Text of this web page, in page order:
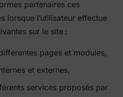
partenaires ces
lorsque l’utilisateur effectue
sur le site :
pages et modules,
et externes,
services proposés par